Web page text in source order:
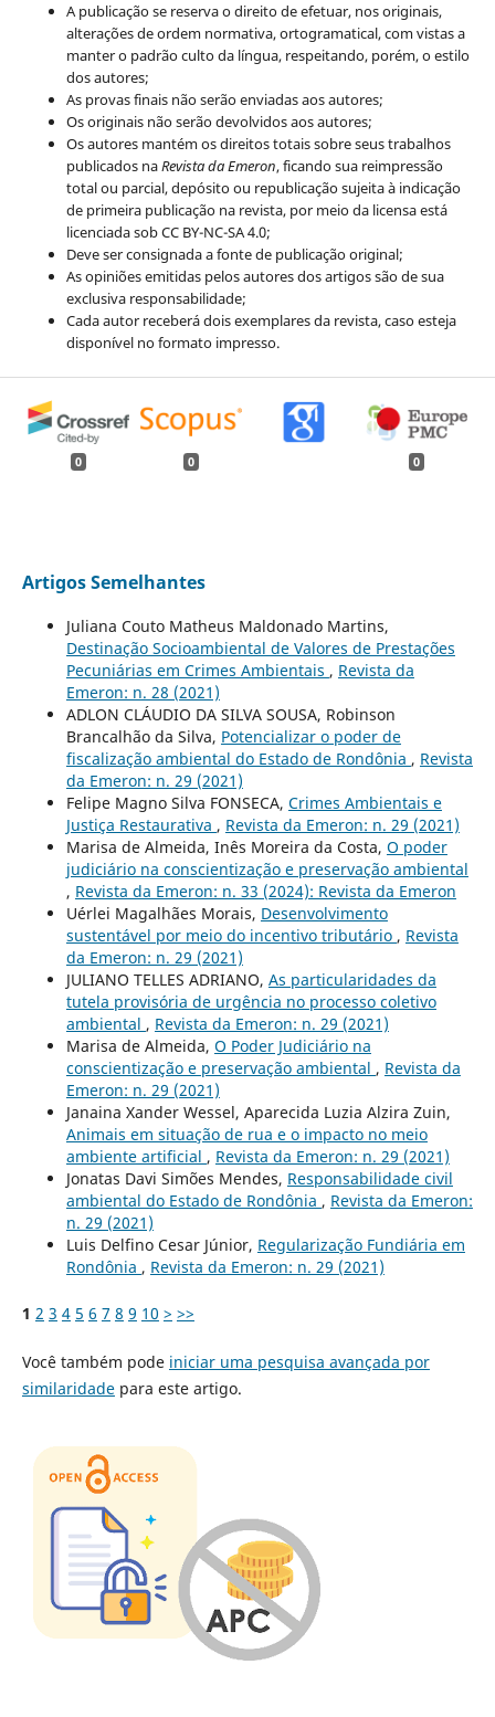
A publicação se reserva o direito de efetuar, nos originais,
alterações de ordem normativa, ortogramatical, com vistas a
manter o padrão culto da língua, respeitando, porém, o estilo
dos autores;
As provas finais não serão enviadas aos autores;
Os originais não serão devolvidos aos autores;
Os autores mantém os direitos totais sobre seus trabalhos
publicados naRevista da Emeron, ficando sua reimpressão
total ou parcial, depósito ou republicação sujeita à indicação
de primeira publicação na revista, por meio da licensa está
licenciada sob CC BY-NC-SA 4.0;
Deve ser consignada a fonte de publicação original;
As opiniões emitidas pelos autores dos artigos são de sua
exclusiva responsabilidade;
Cada autor receberá dois exemplares da revista, caso esteja
disponível no formato impresso.
0 0 0
Artigos Semelhantes
Juliana Couto Matheus Maldonado Martins,
Destinação Socioambiental de Valores de Prestações
Pecuniárias em Crimes Ambientais , Revista da
Emeron: n. 28 (2021)
ADLON CLÁUDIO DA SILVA SOUSA, Robinson
Brancalhão da Silva, Potencializar o poder de
fiscalização ambiental do Estado de Rondônia , Revista
da Emeron: n. 29 (2021)
Felipe Magno Silva FONSECA, Crimes Ambientais e
Justiça Restaurativa , Revista da Emeron: n. 29 (2021)
Marisa de Almeida, Inês Moreira da Costa, O poder
judiciário na conscientização e preservação ambiental
, Revista da Emeron: n. 33 (2024): Revista da Emeron
Uérlei Magalhães Morais, Desenvolvimento
sustentável por meio do incentivo tributário , Revista
da Emeron: n. 29 (2021)
JULIANO TELLES ADRIANO, As particularidades da
tutela provisória de urgência no processo coletivo
ambiental , Revista da Emeron: n. 29 (2021)
Marisa de Almeida, O Poder Judiciário na
conscientização e preservação ambiental , Revista da
Emeron: n. 29 (2021)
Janaina Xander Wessel, Aparecida Luzia Alzira Zuin,
Animais em situação de rua e o impacto no meio
ambiente artificial , Revista da Emeron: n. 29 (2021)
Jonatas Davi Simões Mendes, Responsabilidade civil
ambiental do Estado de Rondônia , Revista da Emeron:
n. 29 (2021)
Luis Delfino Cesar Júnior, Regularização Fundiária em
Rondônia , Revista da Emeron: n. 29 (2021)
1 2 3 4 5 6 7 8 9 10 > >>
Você também pode iniciar uma pesquisa avançada por
similaridadepara este artigo.